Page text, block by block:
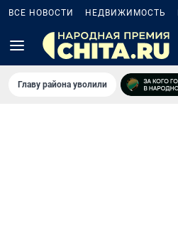
ВСЕ НОВОСТИ НЕДВИЖИМОСТЬ
Главу района уволили